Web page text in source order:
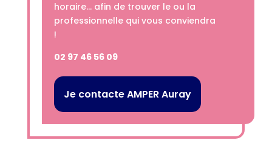
horaire… afin de trouver le ou la
professionnelle qui vous conviendra
!
02 97 46 56 09
Je contacte AMPER Auray